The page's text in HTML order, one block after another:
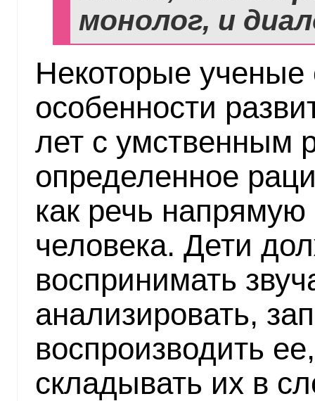
монолог, и
Некоторые ученые
особенности
лет с умственным
определенное
как речь напрямую
человека. Дети
воспринимать
анализировать,
воспроизводить
складывать их в